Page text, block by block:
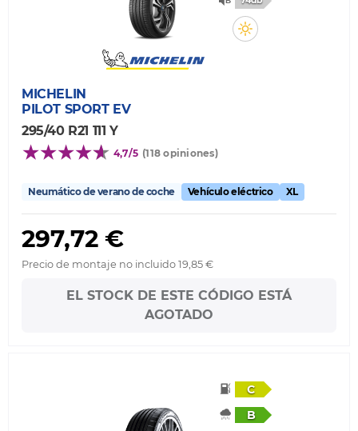
MICHELIN
PILOT SPORT EV
295/40 R21 111 Y
4,7/5 (118 opiniones)
Neumático de verano de coche Vehículo eléctrico XL
297,72 €
Precio de montaje no incluido 19,85 €
EL STOCK DE ESTE CÓDIGO ESTÁ
AGOTADO
C
B